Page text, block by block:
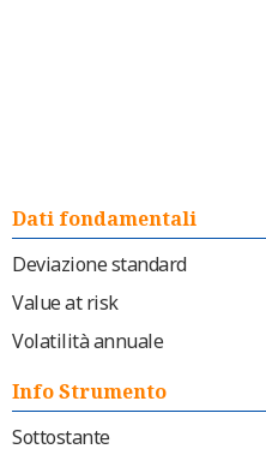
Dati fondamentali
Deviazione standard
Value at risk
Volatilità annuale
Info Strumento
Sottostante